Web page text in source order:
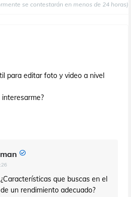
se contestarán en menos de 24 horas)
para editar foto y video a nivel
que buscas en el
un rendimiento adecuado?